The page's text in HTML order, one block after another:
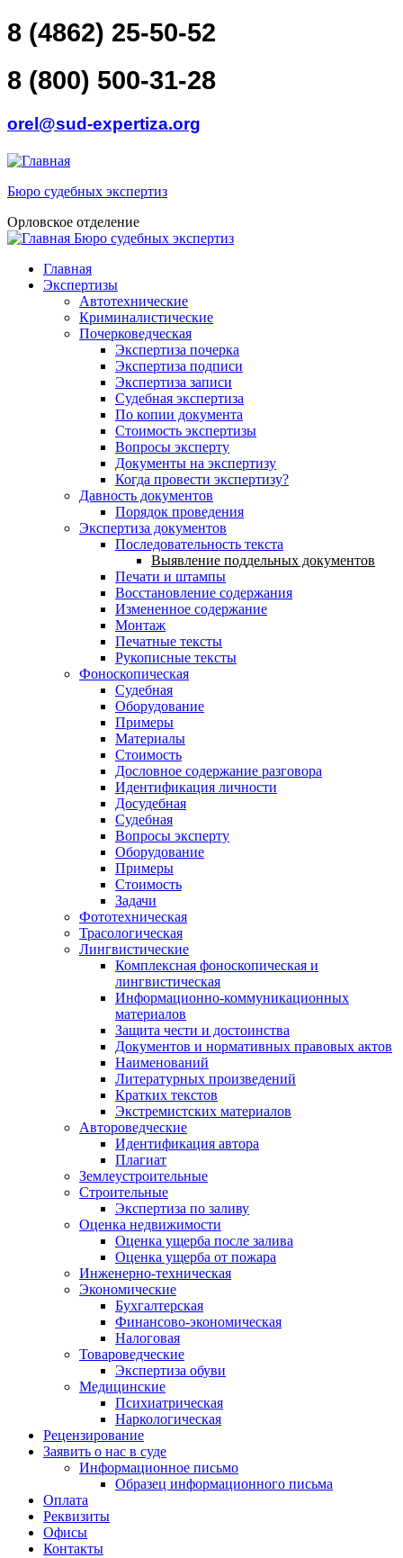
Перейти к основному содержанию
Skip to search
8 (4862) 25-50-52
8 (800) 500-31-28
orel@sud-expertiza.org
Бюро судебных экспертиз
Орловское отделение
Бюро судебных экспертиз
Главное меню
Главная
Экспертизы
Автотехнические
Криминалистические
Почерковедческая
Экспертиза почерка
Экспертиза подписи
Экспертиза записи
Судебная экспертиза
По копии документа
Стоимость экспертизы
Вопросы эксперту
Документы на экспертизу
Когда провести экспертизу?
Давность документов
Порядок проведения
Экспертиза документов
Последовательность текста
Выявление поддельных документов
Печати и штампы
Восстановление содержания
Измененное содержание
Монтаж
Печатные тексты
Рукописные тексты
Фоноскопическая
Судебная
Оборудование
Примеры
Материалы
Стоимость
Дословное содержание разговора
Идентификация личности
Досудебная
Судебная
Вопросы эксперту
Оборудование
Примеры
Стоимость
Задачи
Фототехническая
Трасологическая
Лингвистические
Комплексная фоноскопическая и
лингвистическая
Информационно-коммуникационных
материалов
Защита чести и достоинства
Документов и нормативных правовых актов
Наименований
Литературных произведений
Кратких текстов
Экстремистских материалов
Автороведческие
Идентификация автора
Плагиат
Землеустроительные
Строительные
Экспертиза по заливу
Оценка недвижимости
Оценка ущерба после залива
Оценка ущерба от пожара
Инженерно-техническая
Экономические
Бухгалтерская
Финансово-экономическая
Налоговая
Товароведческие
Экспертиза обуви
Медицинские
Психиатрическая
Наркологическая
Рецензирование
Заявить о нас в суде
Информационное письмо
Образец информационного письма
Оплата
Реквизиты
Офисы
Контакты